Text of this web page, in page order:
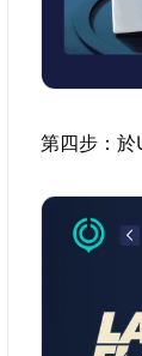
第四步：